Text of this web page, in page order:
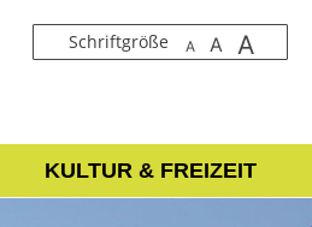
Schriftgröße A A A
KULTUR & FREIZEIT